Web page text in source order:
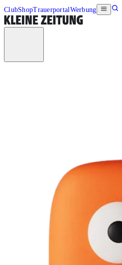
ClubShopTrauerportalWerbung